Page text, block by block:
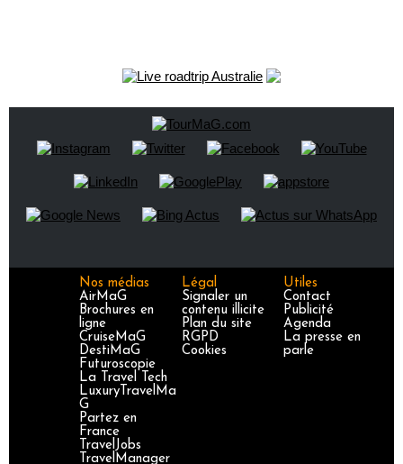
Nos médias
AirMaG
Brochures en
ligne
CruiseMaG
DestiMaG
Futuroscopie
La Travel Tech
LuxuryTravelMa
G
Partez en
France
TravelJobs
TravelManager
Légal
Signaler un
contenu illicite
Plan du site
RGPD
Cookies
Utiles
Contact
Publicité
Agenda
La presse en
parle